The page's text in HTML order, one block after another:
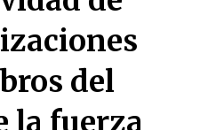
del
la fuerza